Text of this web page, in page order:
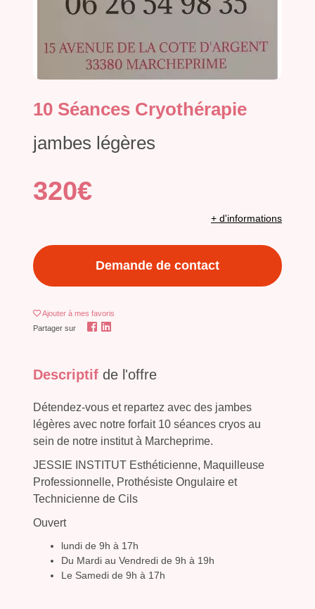
10 Séances Cryothérapie
jambes légères
320€
+ d'informations
Demande de contact
Ajouter à mes favoris
Partager sur
Descriptif de l'offre
Détendez-vous et repartez avec des jambes
légères avec notre forfait 10 séances cryos au
sein de notre institut à Marcheprime.
JESSIE INSTITUT Esthéticienne, Maquilleuse
Professionnelle, Prothésiste Ongulaire et
Technicienne de Cils
Ouvert
lundi de 9h à 17h
Du Mardi au Vendredi de 9h à 19h
Le Samedi de 9h à 17h